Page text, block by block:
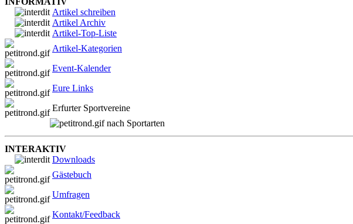
Artikel schreiben
Artikel Archiv
Artikel-Top-Liste
Artikel-Kategorien
Event-Kalender
Eure Links
Erfurter Sportvereine
nach Sportarten
INTERAKTIV
Downloads
Gästebuch
Umfragen
Kontakt/Feedback